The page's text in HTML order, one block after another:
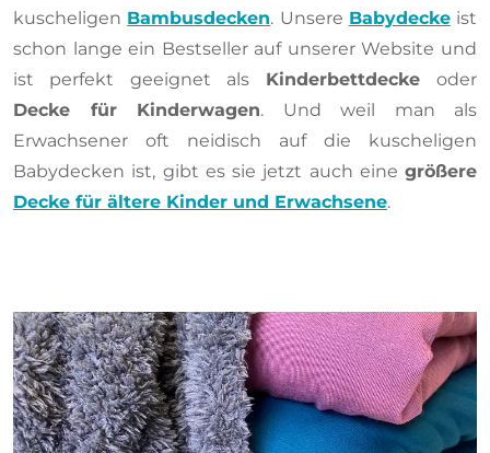
kuscheligen Bambusdecken. Unsere Babydeckeist
schon lange ein Bestseller auf unserer Website und
ist perfekt geeignet als Kinderbettdeckeoder
Decke für Kinderwagen. Und weil man als
Erwachsener oft neidisch auf die kuscheligen
Babydecken ist, gibt es sie jetzt auch eine größere
Decke für ältere Kinder und Erwachsene.